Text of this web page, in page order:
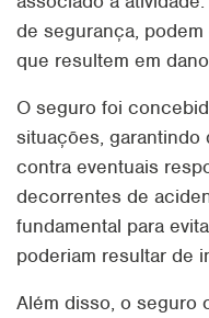
de segurança,
que resultem em
O seguro foi
situações,
contra eventuais
decorrentes de
fundamental para
poderiam resultar de
Além disso, o seguro